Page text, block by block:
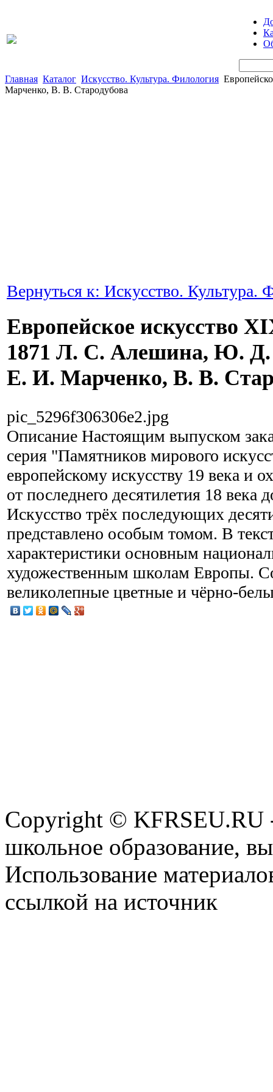
Главная Каталог Искусство. Культура. Филология
Марченко, В. В. Стародубова
Вернуться к: Искусство. Культура.
Европейское искусство
1871 Л. С. Алешина, Ю. Д.
Е. И. Марченко, В. В.
pic_5296f306306e2.jpg
Описание Настоящим выпуском
серия "Памятников мирового
европейскому искусству 19 века и
от последнего десятилетия 18 века
Искусство трёх последующих
представлено особым томом. В
характеристики основным
художественным школам Европы.
великолепные цветные и чёрно-
Copyright © KFRSEU.RU
школьное образование,
Использование
ссылкой на источник